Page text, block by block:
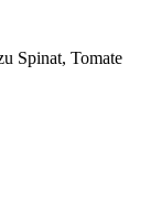
Spinat, Tomate